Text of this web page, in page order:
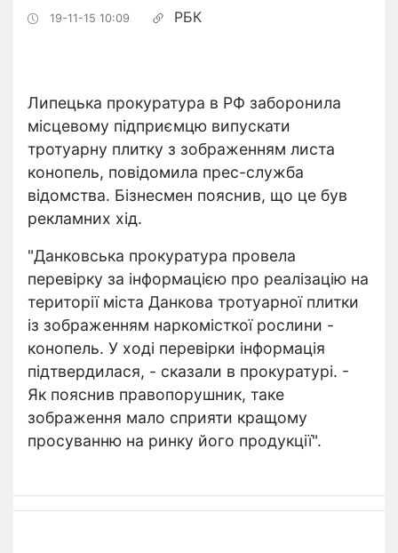
19-11-15 10:09 РБК
Липецька прокуратура в РФ заборонила
місцевому підприємцю випускати
тротуарну плитку з зображенням листа
конопель, повідомила прес-служба
відомства. Бізнесмен пояснив, що це був
рекламних хід.
"Данковська прокуратура провела
перевірку за інформацією про реалізацію на
території міста Данкова тротуарної плитки
із зображенням наркомісткої рослини -
конопель. У ході перевірки інформація
підтвердилася, - сказали в прокуратурі. -
Як пояснив правопорушник, таке
зображення мало сприяти кращому
просуванню на ринку його продукції".